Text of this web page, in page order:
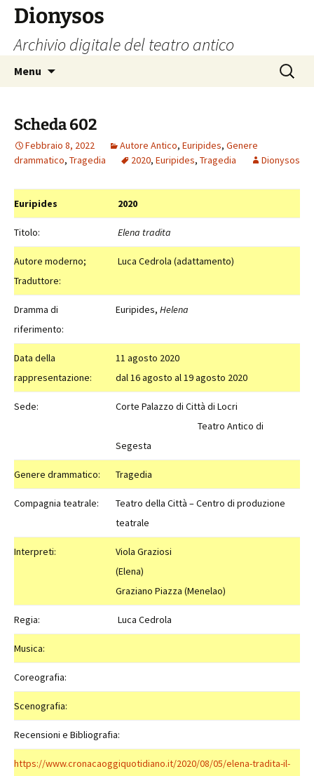
contenuto
Dionysos
Archivio digitale del teatro antico
Menu
Ricerca
per:
Scheda 602
Febbraio 8, 2022 Autore Antico, Euripides, Genere
drammatico, Tragedia 2020, Euripides, Tragedia Dionysos
Euripides 2020
Titolo: Elena tradita
Autore moderno;
Traduttore:
Luca Cedrola (adattamento)
Dramma di
riferimento:
Euripides, Helena
Data della
rappresentazione:
11 agosto 2020
dal 16 agosto al 19 agosto 2020
Sede:
Corte Palazzo di Città di Locri
Teatro Antico di
Segesta
Genere drammatico: Tragedia
Compagnia teatrale:
Teatro della Città – Centro di produzione
teatrale
Interpreti:
Viola Graziosi
(Elena)
Graziano Piazza (Menelao)
Regia: Luca Cedrola
Musica:
Coreografia:
Scenografia:
Recensioni e Bibliografia:
https://www.cronacaoggiquotidiano.it/2020/08/05/elena-tradita-il-